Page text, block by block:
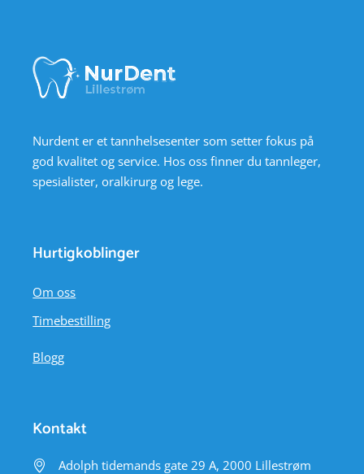
Nurdent er et tannhelsesenter som setter fokus på
god kvalitet og service. Hos oss finner du tannleger,
spesialister, oralkirurg og lege.
Hurtigkoblinger
Om oss
Timebestilling
Blogg
Kontakt
Adolph tidemands gate 29 A, 2000 Lillestrøm